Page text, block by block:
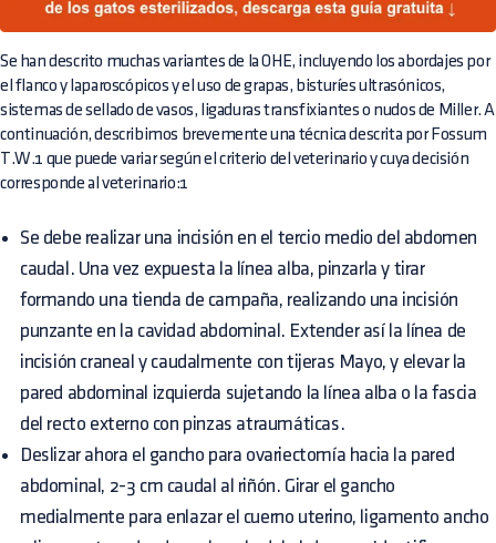
Se han descrito muchas variantes de la OHE, incluyendo los abordajes por
el flanco y laparoscópicos y el uso de grapas, bisturíes ultrasónicos,
sistemas de sellado de vasos, ligaduras transfixiantes o nudos de Miller. A
continuación, describimos brevemente una técnica descrita por Fossum
T.W.1 que puede variar según el criterio del veterinario y cuya decisión
corresponde al veterinario:1
Se debe realizar una incisión en el tercio medio del abdomen
caudal. Una vez expuesta la línea alba, pinzarla y tirar
formando una tienda de campaña, realizando una incisión
punzante en la cavidad abdominal. Extender así la línea de
incisión craneal y caudalmente con tijeras Mayo, y elevar la
pared abdominal izquierda sujetando la línea alba o la fascia
del recto externo con pinzas atraumáticas.
Deslizar ahora el gancho para ovariectomía hacia la pared
abdominal, 2-3 cm caudal al riñón. Girar el gancho
medialmente para enlazar el cuerno uterino, ligamento ancho